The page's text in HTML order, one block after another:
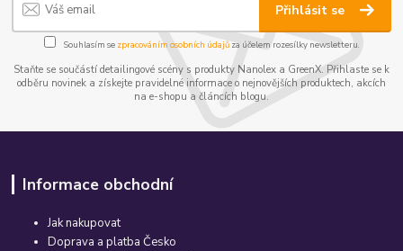
Přihlásit se
Souhlasím se zpracováním osobních údajůza účelem rozesílky newsletteru.
Staňte se součástí detailingové scény s produkty Nanolex a GreenX. Přihlaste se k
odběru novinek a získejte pravidelné informace o nejnovějších produktech, akcích
na e-shopu a článcích blogu.
Informace obchodní
Jak nakupovat
Doprava a platba Česko